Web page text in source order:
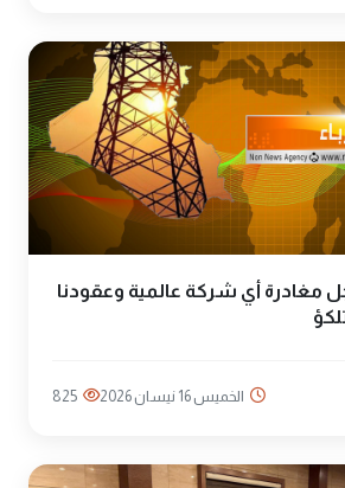
مغادرة أي شركة عالمية وعقودنا
الخميس 16 نيسان 2026 825